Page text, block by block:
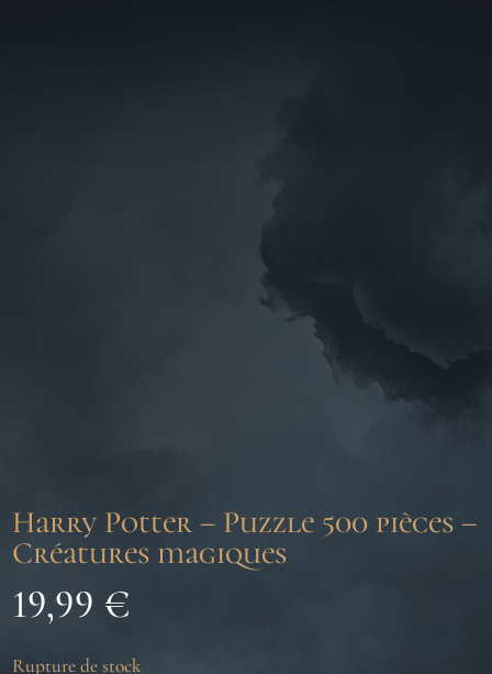
Harry Potter – Puzzle 500 pièces –
Créatures magiques
19,99 €
Rupture de stock